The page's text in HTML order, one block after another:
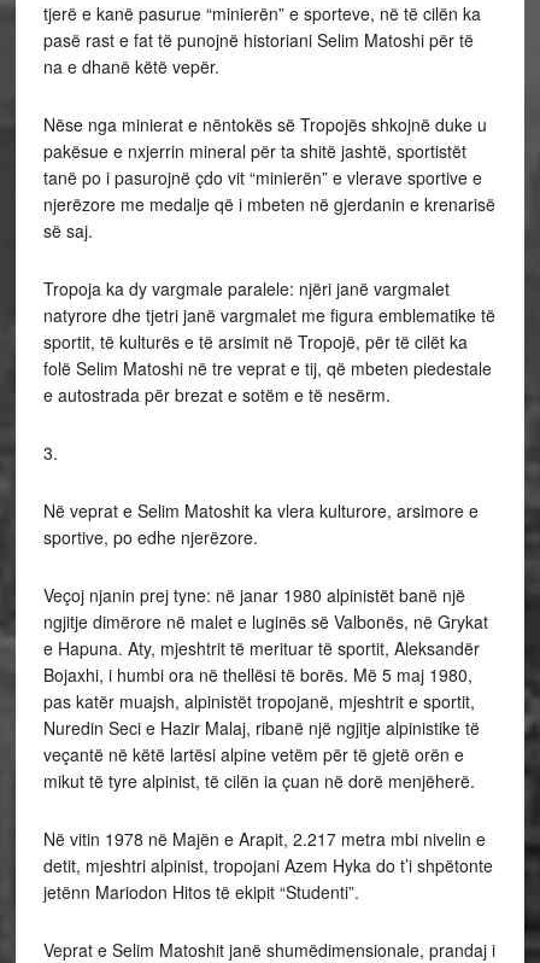
tjerë e kanë pasurue “minierën” e sporteve, në të cilën ka
pasë rast e fat të punojnë historiani Selim Matoshi për të
na e dhanë këtë vepër.
Nëse nga minierat e nëntokës së Tropojës shkojnë duke u
pakësue e nxjerrin mineral për ta shitë jashtë, sportistët
tanë po i pasurojnë çdo vit “minierën” e vlerave sportive e
njerëzore me medalje që i mbeten në gjerdanin e krenarisë
së saj.
Tropoja ka dy vargmale paralele: njëri janë vargmalet
natyrore dhe tjetri janë vargmalet me figura emblematike të
sportit, të kulturës e të arsimit në Tropojë, për të cilët ka
folë Selim Matoshi në tre veprat e tij, që mbeten piedestale
e autostrada për brezat e sotëm e të nesërm.
3.
Në veprat e Selim Matoshit ka vlera kulturore, arsimore e
sportive, po edhe njerëzore.
Veçoj njanin prej tyne: në janar 1980 alpinistët banë një
ngjitje dimërore në malet e luginës së Valbonës, në Grykat
e Hapuna. Aty, mjeshtrit të merituar të sportit, Aleksandër
Bojaxhi, i humbi ora në thellësi të borës. Më 5 maj 1980,
pas katër muajsh, alpinistët tropojanë, mjeshtrit e sportit,
Nuredin Seci e Hazir Malaj, ribanë një ngjitje alpinistike të
veçantë në këtë lartësi alpine vetëm për të gjetë orën e
mikut të tyre alpinist, të cilën ia çuan në dorë menjëherë.
Në vitin 1978 në Majën e Arapit, 2.217 metra mbi nivelin e
detit, mjeshtri alpinist, tropojani Azem Hyka do t’i shpëtonte
jetënn Mariodon Hitos të ekipit “Studenti”.
Veprat e Selim Matoshit janë shumëdimensionale, prandaj i